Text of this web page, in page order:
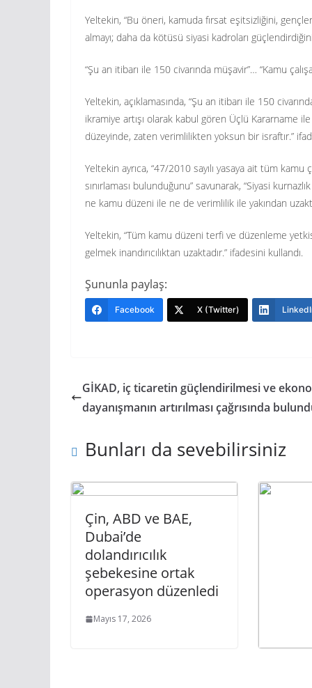
Yeltekin, “Bu öneri, kamuda fırsat eşitsizliğini,
almayı; daha da kötüsü siyasi kadroları
“Şu an itibarı ile 150 civarında müşavir”… “Kamu
Yeltekin, açıklamasında, “Şu an itibarı ile 150
ikramiye artışı olarak kabul gören Üçlü Kararname
düzeyinde, zaten verimlilikten yoksun bir israftır.”
Yeltekin ayrıca, “47/2010 sayılı yasaya ait tüm kamu
sınırlaması bulunduğunu” savunarak, “Siyasi
ne kamu düzeni ile ne de verimlilik ile yakından
Yeltekin, “Tüm kamu düzeni terfi ve düzenleme
gelmek inandırıcılıktan uzaktadır.” ifadesini kullandı.
Şununla paylaş:
Facebook X (Twitter)
GİKAD, iç ticaretin güçlendirilmesi ve
dayanışmanın artırılması çağrısında
Bunları da sevebilirsiniz
Çin, ABD ve BAE,
Dubai’de
dolandırıcılık
şebekesine ortak
operasyon düzenledi
Mayıs 17, 2026